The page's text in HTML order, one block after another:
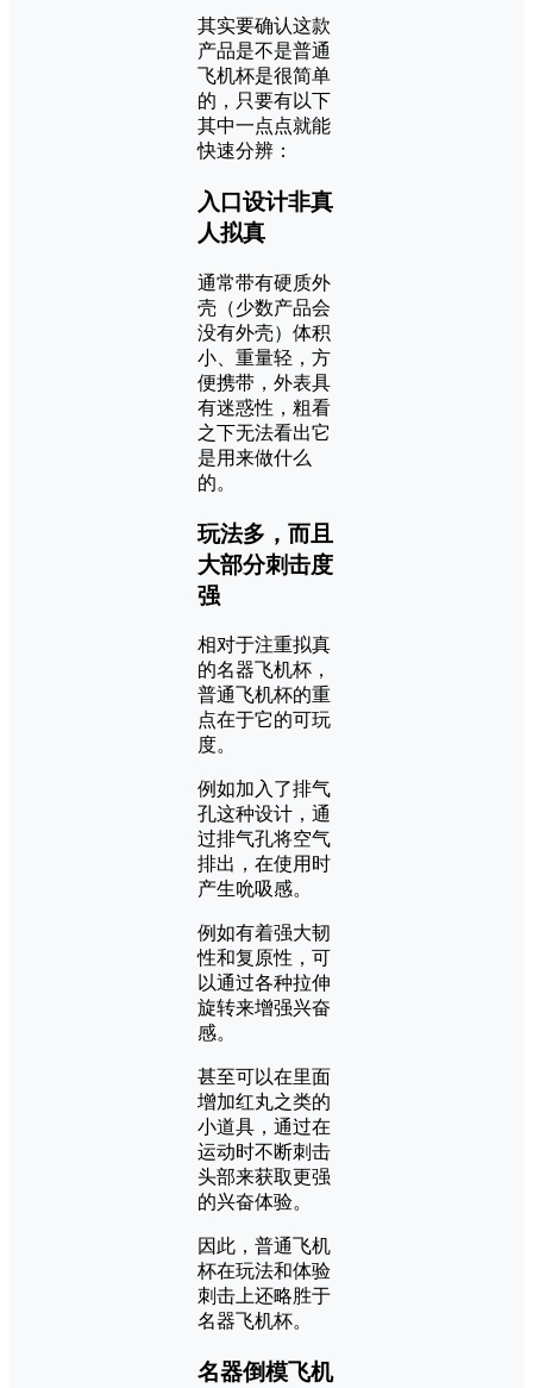
其实要确认这款
产品是不是普通
飞机杯是很简单
的，只要有以下
其中一点点就能
快速分辨：
入口设计非真
人拟真
通常带有硬质外
壳（少数产品会
没有外壳）体积
小、重量轻，方
便携带，外表具
有迷惑性，粗看
之下无法看出它
是用来做什么
的。
玩法多，而且
大部分刺击度
强
相对于注重拟真
的名器飞机杯，
普通飞机杯的重
点在于它的可玩
度。
例如加入了排气
孔这种设计，通
过排气孔将空气
排出，在使用时
产生吮吸感。
例如有着强大韧
性和复原性，可
以通过各种拉伸
旋转来增强兴奋
感。
甚至可以在里面
增加红丸之类的
小道具，通过在
运动时不断刺击
头部来获取更强
的兴奋体验。
因此，普通飞机
杯在玩法和体验
刺击上还略胜于
名器飞机杯。
名器倒模飞机